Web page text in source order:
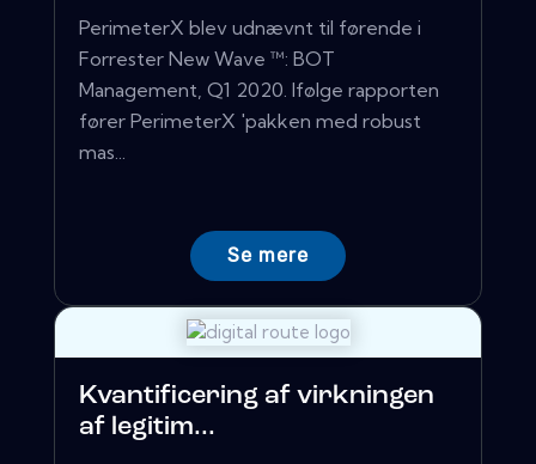
PerimeterX blev udnævnt til førende i
Forrester New Wave ™: BOT
Management, Q1 2020. Ifølge rapporten
fører PerimeterX 'pakken med robust
mas...
Se mere
Kvantificering af virkningen
af ​​legitim...